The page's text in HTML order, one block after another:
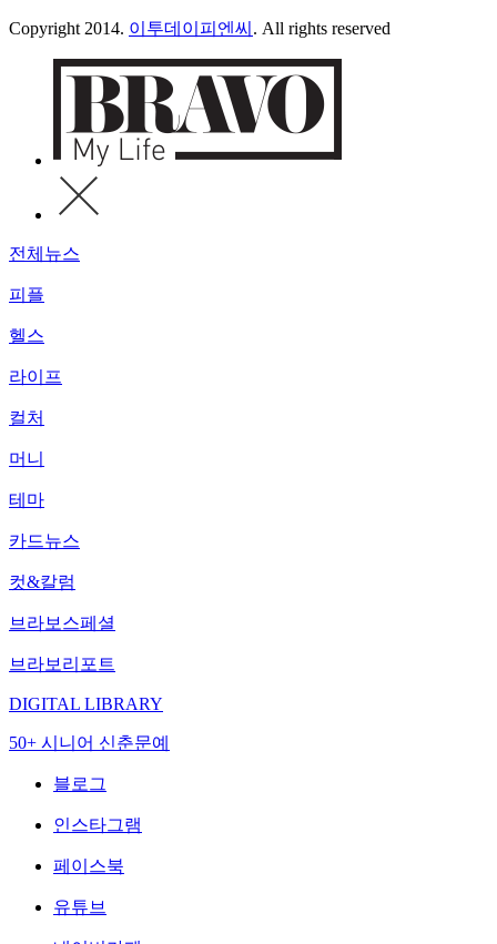
Copyright 2014. 이투데이피엔씨 . All rights reserved
전체뉴스
피플
헬스
라이프
컬처
머니
테마
카드뉴스
컷&칼럼
브라보스페셜
브라보리포트
DIGITAL LIBRARY
50+ 시니어 신춘문예
블로그
인스타그램
페이스북
유튜브